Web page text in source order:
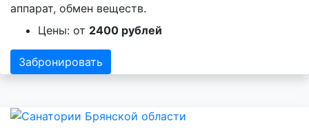
аппарат, обмен веществ.
Цены: от 2400 рублей
Забронировать